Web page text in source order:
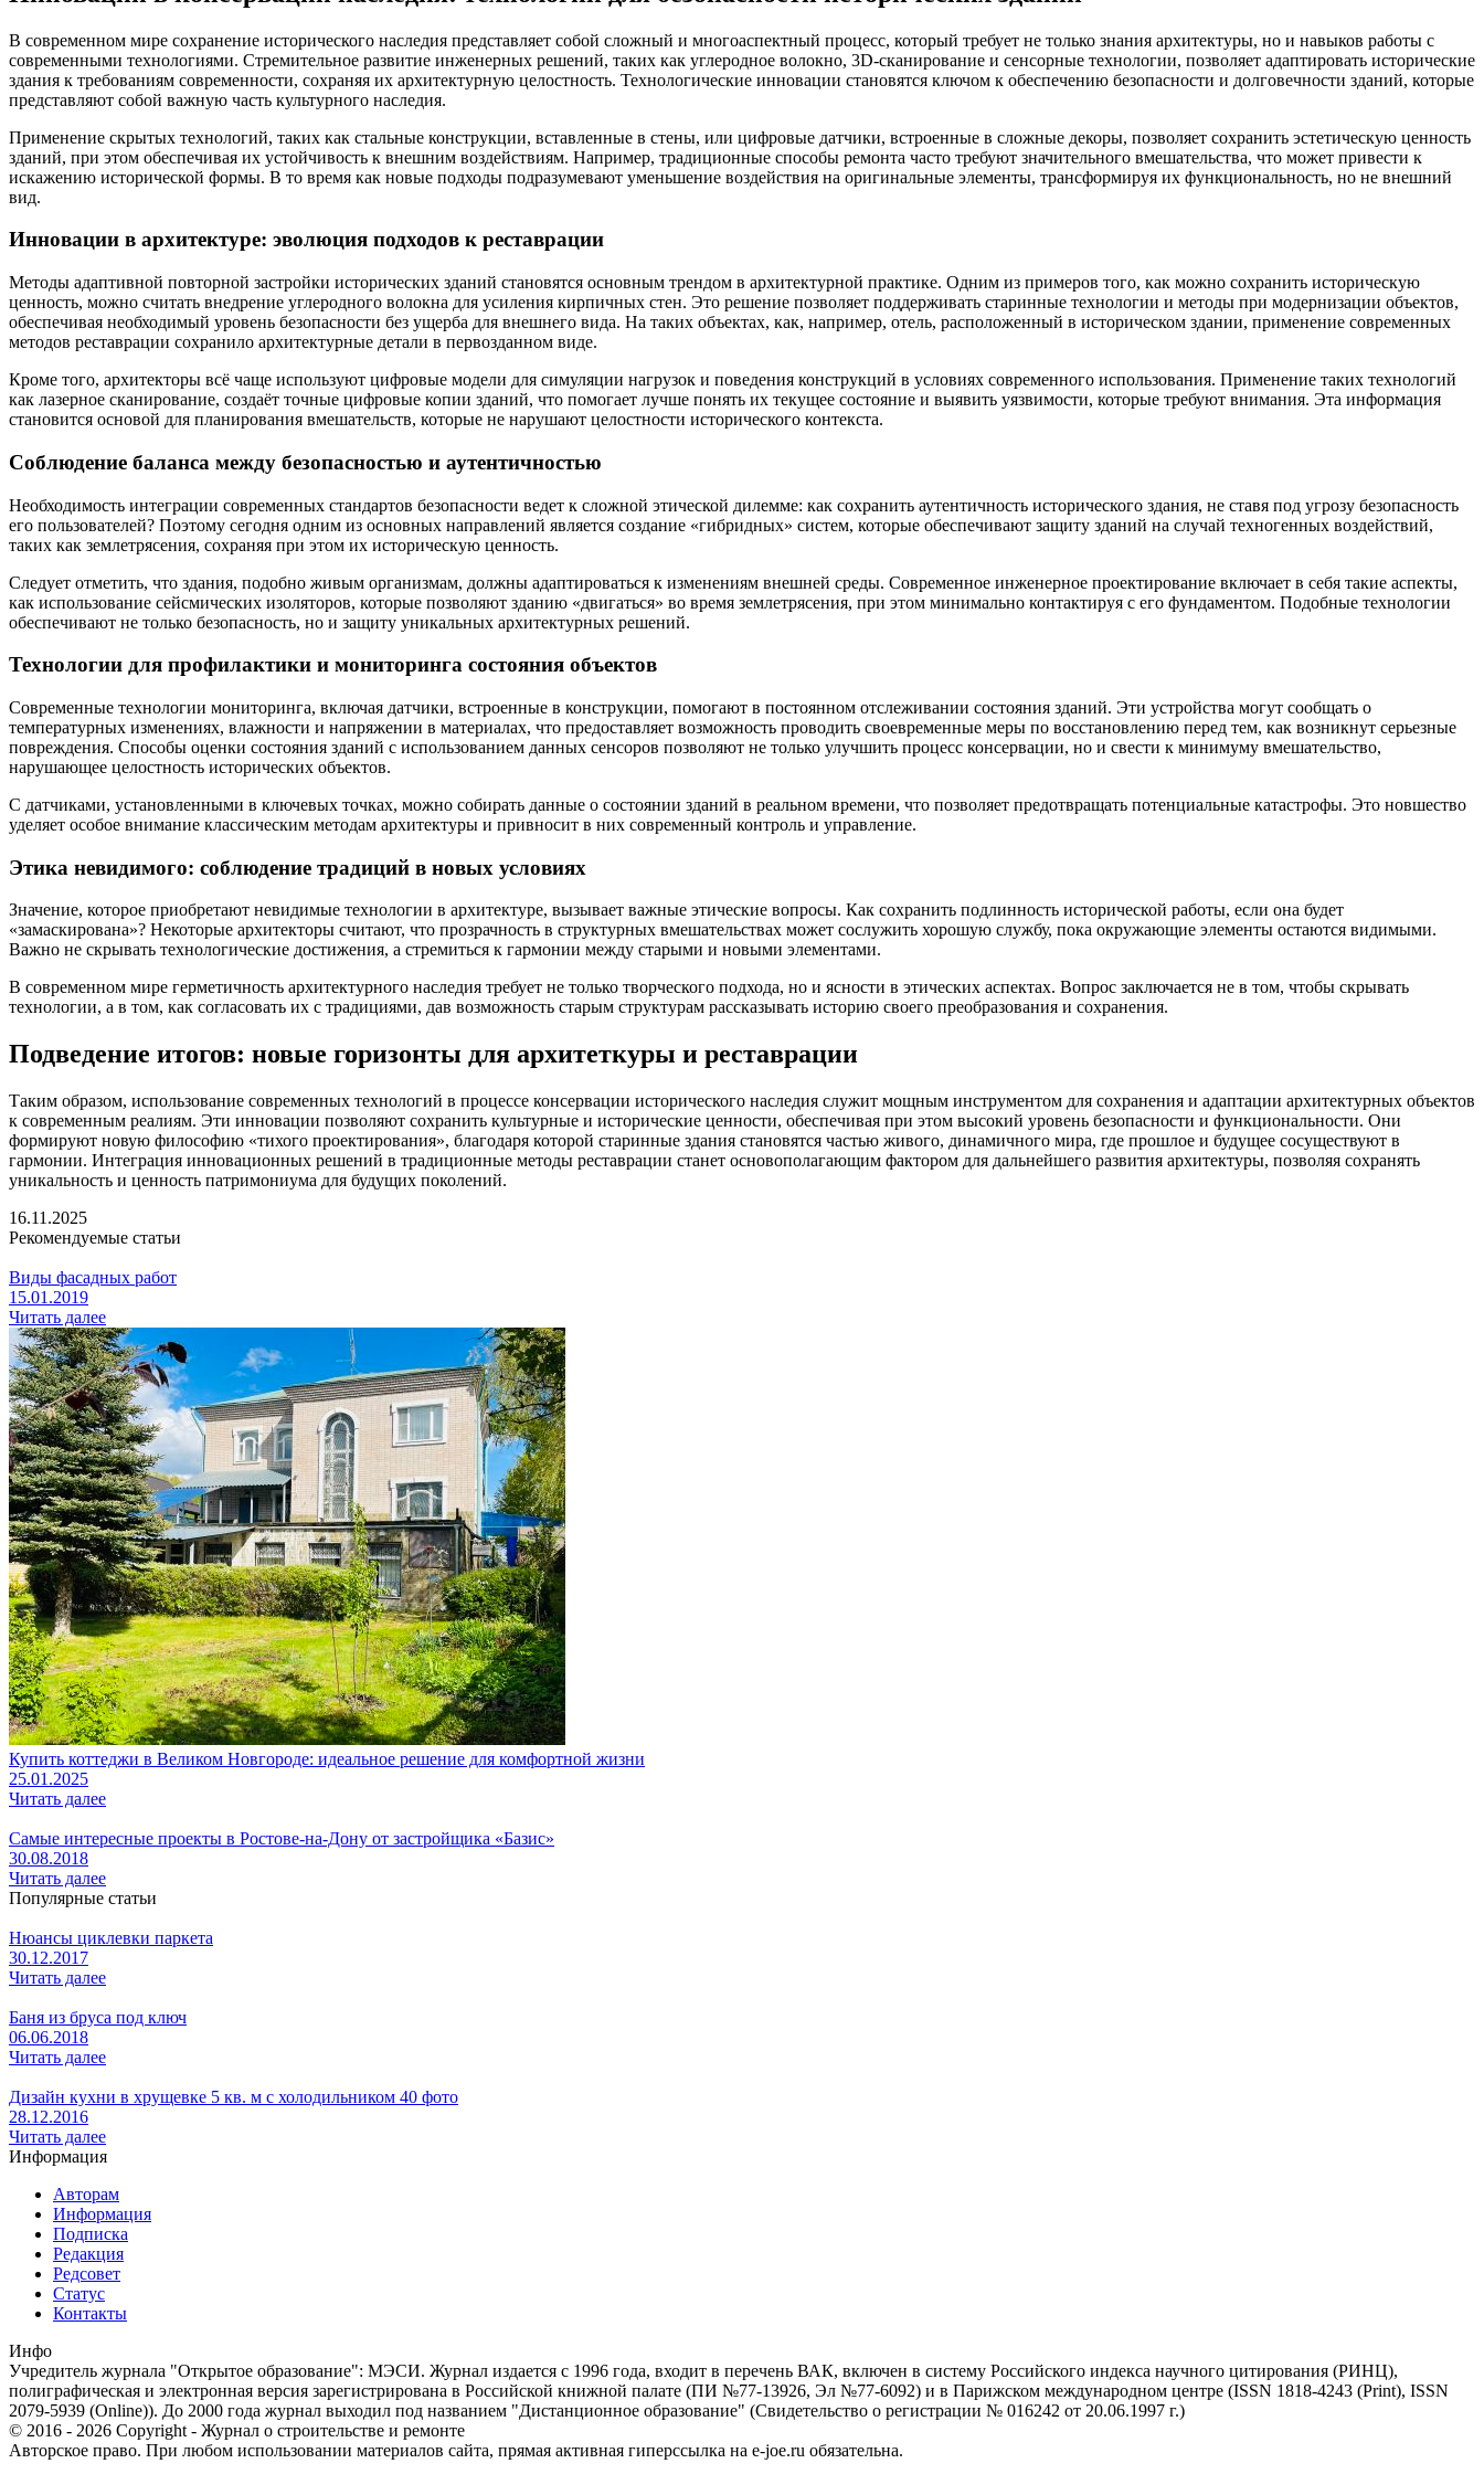
В современном мире сохранение исторического наследия представляет собой сложный и многоаспектный процесс, который требует не только знания архитектуры, но и навыков работы с
современными технологиями. Стремительное развитие инженерных решений, таких как углеродное волокно, 3D-сканирование и сенсорные технологии, позволяет адаптировать исторические
здания к требованиям современности, сохраняя их архитектурную целостность. Технологические инновации становятся ключом к обеспечению безопасности и долговечности зданий, которые
представляют собой важную часть культурного наследия.
Применение скрытых технологий, таких как стальные конструкции, вставленные в стены, или цифровые датчики, встроенные в сложные декоры, позволяет сохранить эстетическую ценность
зданий, при этом обеспечивая их устойчивость к внешним воздействиям. Например, традиционные способы ремонта часто требуют значительного вмешательства, что может привести к
искажению исторической формы. В то время как новые подходы подразумевают уменьшение воздействия на оригинальные элементы, трансформируя их функциональность, но не внешний
вид.
Инновации в архитектуре: эволюция подходов к реставрации
Методы адаптивной повторной застройки исторических зданий становятся основным трендом в архитектурной практике. Одним из примеров того, как можно сохранить историческую
ценность, можно считать внедрение углеродного волокна для усиления кирпичных стен. Это решение позволяет поддерживать старинные технологии и методы при модернизации объектов,
обеспечивая необходимый уровень безопасности без ущерба для внешнего вида. На таких объектах, как, например, отель, расположенный в историческом здании, применение современных
методов реставрации сохранило архитектурные детали в первозданном виде.
Кроме того, архитекторы всё чаще используют цифровые модели для симуляции нагрузок и поведения конструкций в условиях современного использования. Применение таких технологий
как лазерное сканирование, создаёт точные цифровые копии зданий, что помогает лучше понять их текущее состояние и выявить уязвимости, которые требуют внимания. Эта информация
становится основой для планирования вмешательств, которые не нарушают целостности исторического контекста.
Соблюдение баланса между безопасностью и аутентичностью
Необходимость интеграции современных стандартов безопасности ведет к сложной этической дилемме: как сохранить аутентичность исторического здания, не ставя под угрозу безопасность
его пользователей? Поэтому сегодня одним из основных направлений является создание «гибридных» систем, которые обеспечивают защиту зданий на случай техногенных воздействий,
таких как землетрясения, сохраняя при этом их историческую ценность.
Следует отметить, что здания, подобно живым организмам, должны адаптироваться к изменениям внешней среды. Современное инженерное проектирование включает в себя такие аспекты,
как использование сейсмических изоляторов, которые позволяют зданию «двигаться» во время землетрясения, при этом минимально контактируя с его фундаментом. Подобные технологии
обеспечивают не только безопасность, но и защиту уникальных архитектурных решений.
Технологии для профилактики и мониторинга состояния объектов
Современные технологии мониторинга, включая датчики, встроенные в конструкции, помогают в постоянном отслеживании состояния зданий. Эти устройства могут сообщать о
температурных изменениях, влажности и напряжении в материалах, что предоставляет возможность проводить своевременные меры по восстановлению перед тем, как возникнут серьезные
повреждения. Способы оценки состояния зданий с использованием данных сенсоров позволяют не только улучшить процесс консервации, но и свести к минимуму вмешательство,
нарушающее целостность исторических объектов.
С датчиками, установленными в ключевых точках, можно собирать данные о состоянии зданий в реальном времени, что позволяет предотвращать потенциальные катастрофы. Это новшество
уделяет особое внимание классическим методам архитектуры и привносит в них современный контроль и управление.
Этика невидимого: соблюдение традиций в новых условиях
Значение, которое приобретают невидимые технологии в архитектуре, вызывает важные этические вопросы. Как сохранить подлинность исторической работы, если она будет
«замаскирована»? Некоторые архитекторы считают, что прозрачность в структурных вмешательствах может сослужить хорошую службу, пока окружающие элементы остаются видимыми.
Важно не скрывать технологические достижения, а стремиться к гармонии между старыми и новыми элементами.
В современном мире герметичность архитектурного наследия требует не только творческого подхода, но и ясности в этических аспектах. Вопрос заключается не в том, чтобы скрывать
технологии, а в том, как согласовать их с традициями, дав возможность старым структурам рассказывать историю своего преобразования и сохранения.
Подведение итогов: новые горизонты для архитеткуры и реставрации
Таким образом, использование современных технологий в процессе консервации исторического наследия служит мощным инструментом для сохранения и адаптации архитектурных объектов
к современным реалиям. Эти инновации позволяют сохранить культурные и исторические ценности, обеспечивая при этом высокий уровень безопасности и функциональности. Они
формируют новую философию «тихого проектирования», благодаря которой старинные здания становятся частью живого, динамичного мирa, где прошлое и будущее сосуществуют в
гармонии. Интеграция инновационных решений в традиционные методы реставрации станет основополагающим фактором для дальнейшего развития архитектуры, позволяя сохранять
уникальность и ценность патримониума для будущих поколений.
16.11.2025
Рекомендуемые статьи
Виды фасадных работ
15.01.2019
Читать далее
Купить коттеджи в Великом Новгороде: идеальное решение для комфортной жизни
25.01.2025
Читать далее
Самые интересные проекты в Ростове-на-Дону от застройщика «Базис»
30.08.2018
Читать далее
Популярные статьи
Нюансы циклевки паркета
30.12.2017
Читать далее
Баня из бруса под ключ
06.06.2018
Читать далее
Дизайн кухни в хрущевке 5 кв. м с холодильником 40 фото
28.12.2016
Читать далее
Информация
Авторам
Информация
Подписка
Редакция
Редсовет
Статус
Контакты
Инфо
Учредитель журнала "Открытое образование": МЭСИ. Журнал издается с 1996 года, входит в перечень ВАК, включен в систему Российского индекса научного цитирования (РИНЦ),
полиграфическая и электронная версия зарегистрирована в Российской книжной палате (ПИ №77-13926, Эл №77-6092) и в Парижском международном центре (ISSN 1818-4243 (Print), ISSN
2079-5939 (Online)). До 2000 года журнал выходил под названием "Дистанционное образование" (Свидетельство о регистрации № 016242 от 20.06.1997 г.)
© 2016 - 2026 Copyright - Журнал о строительстве и ремонте
Авторское право. При любом использовании материалов сайта, прямая активная гиперссылка на e-joe.ru обязательна.